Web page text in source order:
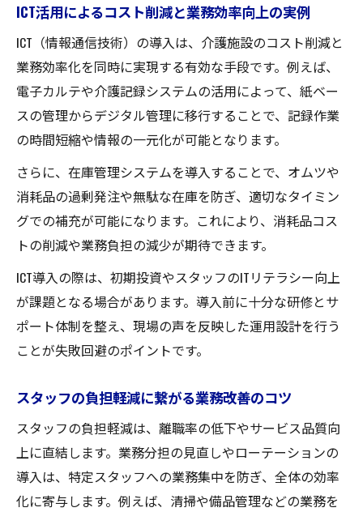
ICT活用によるコスト削減と業務効率向上の実例
ICT（情報通信技術）の導入は、介護施設のコスト削減と
業務効率化を同時に実現する有効な手段です。例えば、
電子カルテや介護記録システムの活用によって、紙ベー
スの管理からデジタル管理に移行することで、記録作業
の時間短縮や情報の一元化が可能となります。
さらに、在庫管理システムを導入することで、オムツや
消耗品の過剰発注や無駄な在庫を防ぎ、適切なタイミン
グでの補充が可能になります。これにより、消耗品コス
トの削減や業務負担の減少が期待できます。
ICT導入の際は、初期投資やスタッフのITリテラシー向上
が課題となる場合があります。導入前に十分な研修とサ
ポート体制を整え、現場の声を反映した運用設計を行う
ことが失敗回避のポイントです。
スタッフの負担軽減に繋がる業務改善のコツ
スタッフの負担軽減は、離職率の低下やサービス品質向
上に直結します。業務分担の見直しやローテーションの
導入は、特定スタッフへの業務集中を防ぎ、全体の効率
化に寄与します。例えば、清掃や備品管理などの業務を